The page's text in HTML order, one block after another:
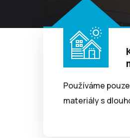
Používáme
materiály s